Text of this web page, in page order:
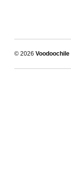
© 2026 Voodoochile